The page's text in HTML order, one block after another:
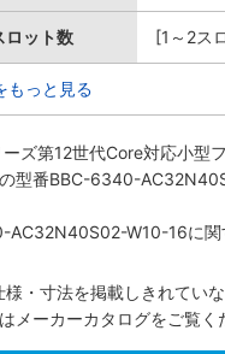
ット数 [1～2ス
もっと見る
ズ第12世代Core対応小型
の型番BBC-6340-
AC32N40S02-W10-16に関
様・寸法を掲載しきれてい
メーカーカタログをご覧く